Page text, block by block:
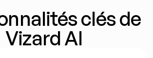
clés de
Vizard AI